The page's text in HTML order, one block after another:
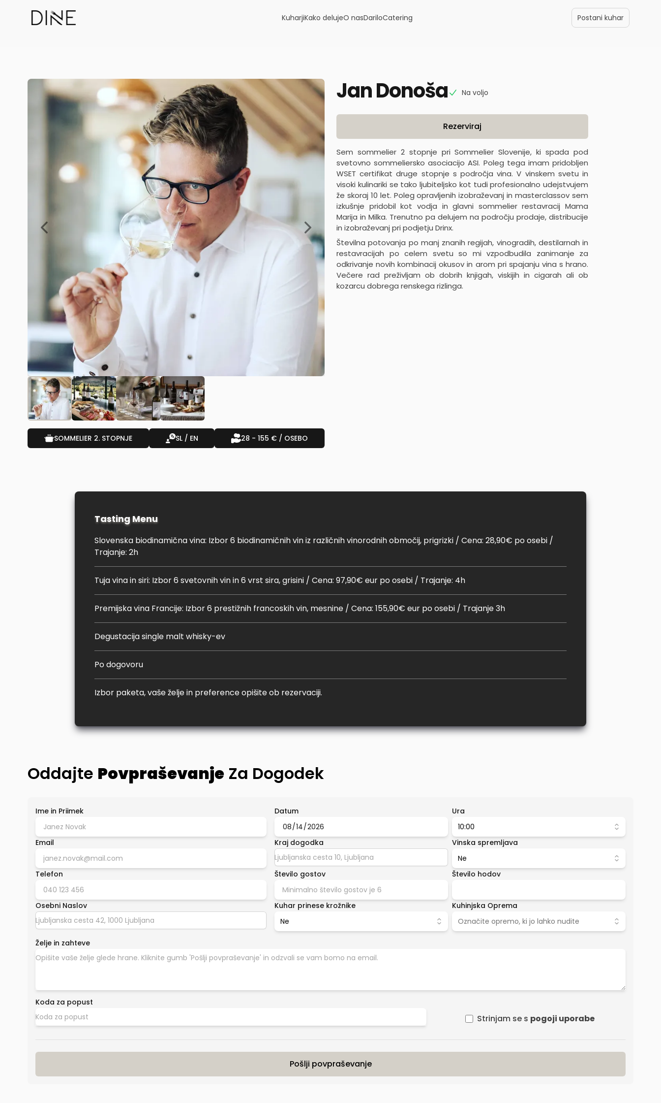
KuharjiKako delujeO nasDariloCatering Postani kuhar
SOMMELIER 2. STOPNJE SL / EN 28 - 155 € / OSEBO
Jan Donoša Na voljo
Product information
Rezerviraj
Sem sommelier 2 stopnje pri Sommelier Slovenije, ki spada pod
svetovno sommeliersko asociacijo ASI. Poleg tega imam pridobljen
WSET certifikat druge stopnje s področja vina. V vinskem svetu in
visoki kulinariki se tako ljubiteljsko kot tudi profesionalno udejstvujem
že skoraj 10 let. Poleg opravljenih izobraževanj in masterclassov sem
izkušnje pridobil kot vodja in glavni sommelier restavracij Mama
Marija in Milka. Trenutno pa delujem na področju prodaje, distribucije
in izobraževanj pri podjetju Drinx.
Številna potovanja po manj znanih regijah, vinogradih, destilarnah in
restavracijah po celem svetu so mi vzpodbudila zanimanje za
odkrivanje novih kombinacij okusov in arom pri spajanju vina s hrano.
Večere rad preživljam ob dobrih knjigah, viskijih in cigarah ali ob
kozarcu dobrega renskega rizlinga.
Tasting Menu
Slovenska biodinamična vina: Izbor 6 biodinamičnih vin iz različnih vinorodnih območij, prigrizki / Cena: 28,90€ po osebi /
Trajanje: 2h
Tuja vina in siri: Izbor 6 svetovnih vin in 6 vrst sira, grisini / Cena: 97,90€ eur po osebi / Trajanje: 4h
Premijska vina Francije: Izbor 6 prestižnih francoskih vin, mesnine / Cena: 155,90€ eur po osebi / Trajanje 3h
Degustacija single malt whisky-ev
Po dogovoru
Izbor paketa, vaše želje in preference opišite ob rezervaciji.
Oddajte Povpraševanje Za Dogodek
Ime in Priimek
Email
Telefon
Osebni Naslov
Datum
Ura
10:00
Kraj dogodka
Vinska spremljava
Ne
Število gostov
Število hodov
Kuhar prinese krožnike
Ne
Kuhinjska Oprema
Označite opremo, ki jo lahko nudite
Želje in zahteve
Koda za popust
Strinjam se s pogoji uporabe
Pošlji povpraševanje